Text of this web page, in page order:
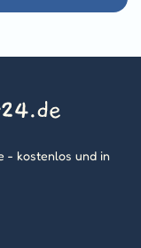
- kostenlos und in